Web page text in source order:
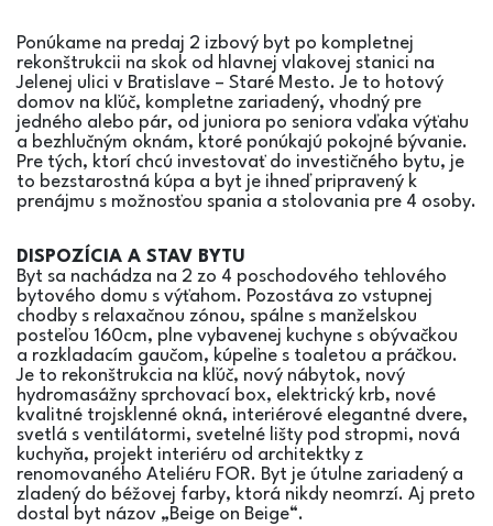
Ponúkame na predaj 2 izbový byt po kompletnej
rekonštrukcii na skok od hlavnej vlakovej stanici na
Jelenej ulici v Bratislave – Staré Mesto. Je to hotový
domov na kľúč, kompletne zariadený, vhodný pre
jedného alebo pár, od juniora po seniora vďaka výťahu
a bezhlučným oknám, ktoré ponúkajú pokojné bývanie.
Pre tých, ktorí chcú investovať do investičného bytu, je
to bezstarostná kúpa a byt je ihneď pripravený k
prenájmu s možnosťou spania a stolovania pre 4 osoby.
DISPOZÍCIA A STAV BYTU
Byt sa nachádza na 2 zo 4 poschodového tehlového
bytového domu s výťahom. Pozostáva zo vstupnej
chodby s relaxačnou zónou, spálne s manželskou
posteľou 160cm, plne vybavenej kuchyne s obývačkou
a rozkladacím gaučom, kúpeľne s toaletou a práčkou.
Je to rekonštrukcia na kľúč, nový nábytok, nový
hydromasážny sprchovací box, elektrický krb, nové
kvalitné trojsklenné okná, interiérové elegantné dvere,
svetlá s ventilátormi, svetelné lišty pod stropmi, nová
kuchyňa, projekt interiéru od architektky z
renomovaného Ateliéru FOR. Byt je útulne zariadený a
zladený do béžovej farby, ktorá nikdy neomrzí. Aj preto
dostal byt názov „Beige on Beige“.